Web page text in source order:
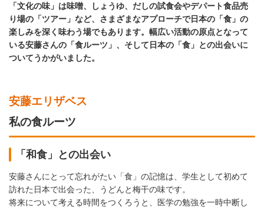
「文化の味」は味噌、しょうゆ、だしの試食会やデパート食品売
り場の「ツアー」など、さまざまなアプローチで日本の「食」の
楽しみを深く味わう場でもあります。幅広い活動の原点となって
いる安藤さんの「食ルーツ」、そして日本の「食」との出会いに
ついてうかがいました。
安藤エリザベス
私の食ルーツ
「和食」との出会い
安藤さんにとって忘れがたい「食」の記憶は、学生として初めて
訪れた日本で出会った、うどんと梅干の味です。
将来について考える時間をつくろうと、医学の勉強を一時中断し